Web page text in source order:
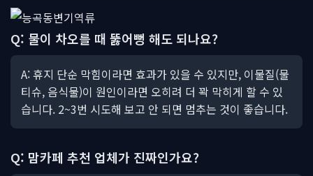
Q: 물이 차오를 때 뚫어뻥 해도 되나요?
A: 휴지 단순 막힘이라면 효과가 있을 수 있지만, 이물질(물
티슈, 음식물)이 원인이라면 오히려 더 꽉 막히게 할 수 있
습니다. 2~3번 시도해 보고 안 되면 멈추는 것이 좋습니다.
Q: 맘카페 추천 업체가 진짜인가요?